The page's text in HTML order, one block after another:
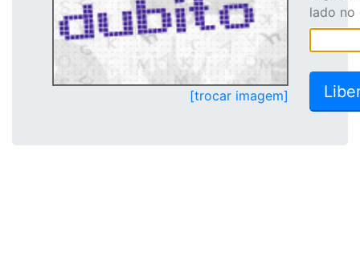
[trocar imagem]
lado no